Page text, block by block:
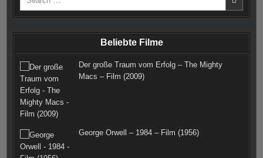
o
o
g
r
m
r
e
t
r
e
r
Beliebte Filme
Der große Traum vom Erfolg – The Mighty
Macs – Film (2009)
George Orwell – 1984 – Film (1956)